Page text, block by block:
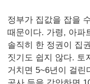
정부가 집값을 잡을
때문이다. 가령, 아파
솔직히 한 정권이 집
짓기도 쉽지 않다. 토
거치면 5~6년이 걸린